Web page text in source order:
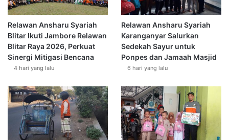
“من يُرد الله به خيرًا يفقهه في الدين
‘Barang siapa yang diinginkan Allah kebaikan baginya maka
dia akan dijadikan paham terhadap (ilmu) agama.’”
Tentang firman Allah dalam surat Thaha ayat kedua,
(manusia) susah. Akan tetapi Dia menjadikannya rahmat
dan cahaya serta petunjuk menuju surga.” (Tafsir Ibnu
Katsir, 5:272)
S
y
a
r
’
i
h
M
o
y
o
n
g
B
s
i
Relawan Ansharu Syariah
Blitar Ikuti Jambore Relawan
Blitar Raya 2026, Perkuat
Sinergi Mitigasi Bencana
4 hari yang lalu
Relawan Ansharu Syariah
Karanganyar Salurkan
Sedekah Sayur untuk
Ponpes dan Jamaah Masjid
6 hari yang lalu